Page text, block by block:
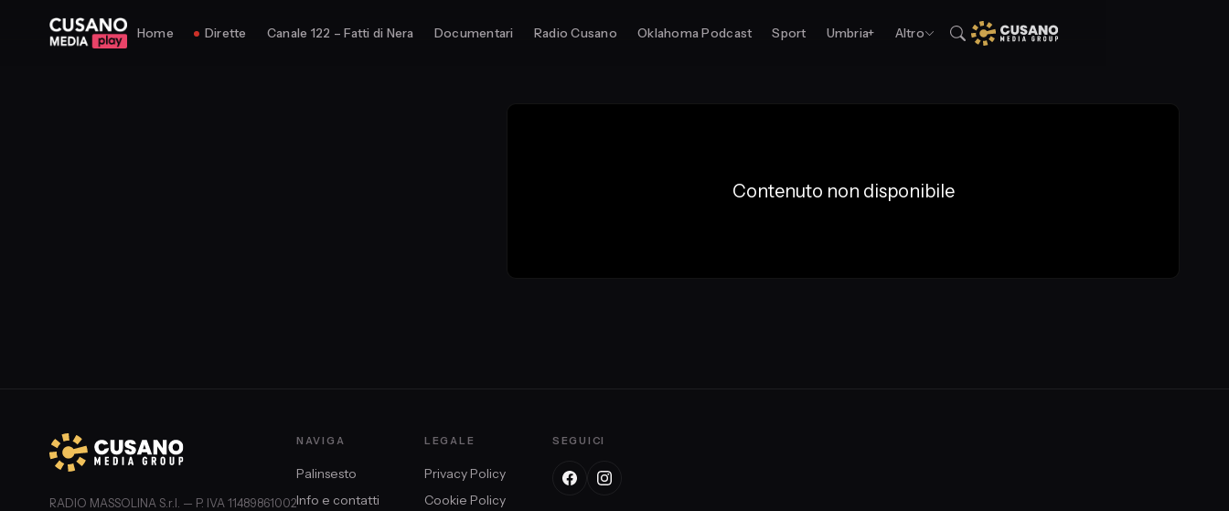
Home Dirette Canale 122 – Fatti di Nera Documentari Radio Cusano Oklahoma Podcast Sport Umbria+ Altro
Contenuto non disponibile
RADIO MASSOLINA S.r.l. — P. IVA 11489861002
NAVIGA
Palinsesto
Info e contatti
LEGALE
Privacy Policy
Cookie Policy
SEGUICI